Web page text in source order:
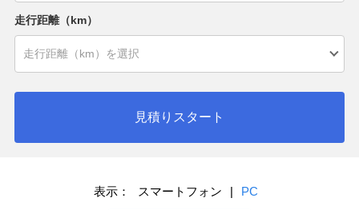
走行距離（km）
見積りスタート
表示： スマートフォン | PC